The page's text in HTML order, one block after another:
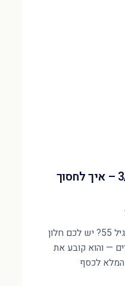
חזק בעו״ש 3/8/2026 – איך לחסוך
פוטרתם או פרשתם אחרי גיל 55? יש לכם חלון
— והוא קובע את
המלא לכסף